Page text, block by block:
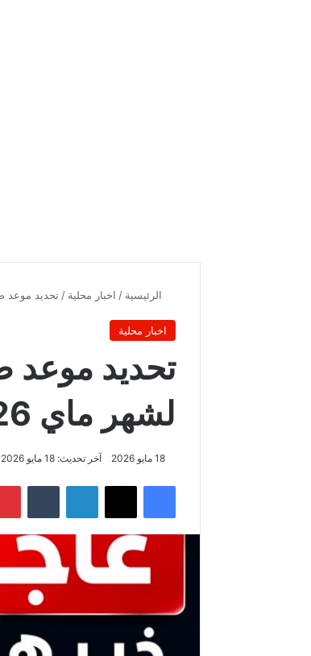
الرئيسية / اخبار محلية / تحديد موعد صرف
اخبار محلية
تحديد موعد
لشهر ماي 2026 في تونس
18 مايو 2026 آخر تحديث: 18 مايو 2026
فيسبوك لينكدإن